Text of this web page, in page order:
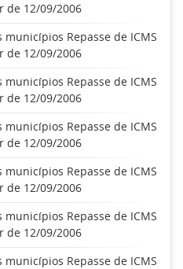
de 12/09/2006
Repasse de ICMS
de 12/09/2006
Repasse de ICMS
de 12/09/2006
Repasse de ICMS
de 12/09/2006
Repasse de ICMS
de 12/09/2006
Repasse de ICMS
de 12/09/2006
Repasse de ICMS